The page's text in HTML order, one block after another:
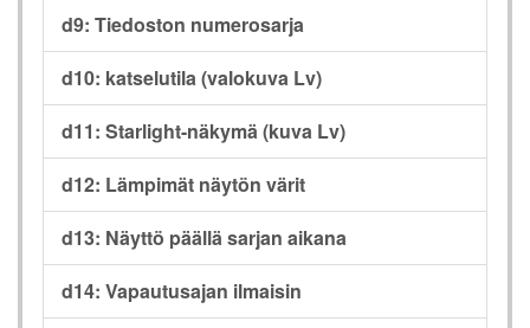
d9: Tiedoston numerosarja
d10: katselutila (valokuva Lv)
d11: Starlight-näkymä (kuva Lv)
d12: Lämpimät näytön värit
d13: Näyttö päällä sarjan aikana
d14: Vapautusajan ilmaisin